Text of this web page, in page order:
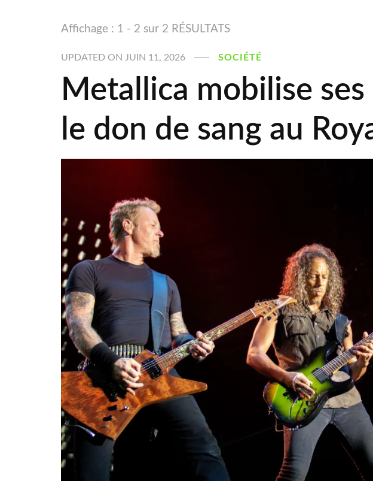
Affichage : 1 - 2 sur 2 RÉSULTATS
UPDATED ON JUIN 11, 2026 SOCIÉTÉ
Metallica mobilise
le don de sang au